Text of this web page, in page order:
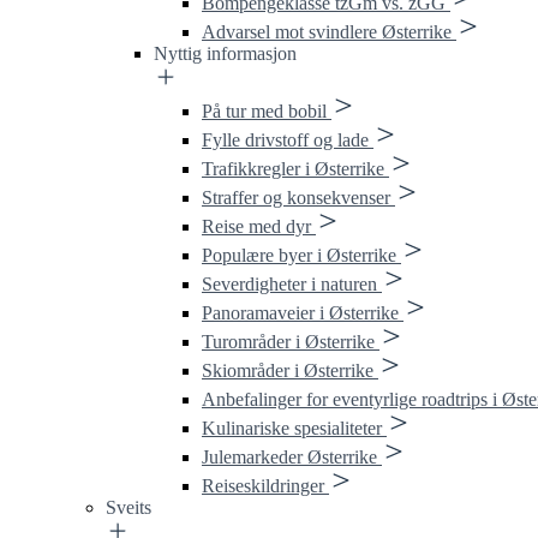
Advarsel mot svindlere Østerrike
Nyttig informasjon
På tur med bobil
Fylle drivstoff og lade
Trafikkregler i Østerrike
Straffer og konsekvenser
Reise med dyr
Populære byer i Østerrike
Severdigheter i naturen
Panoramaveier i Østerrike
Turområder i Østerrike
Skiområder i Østerrike
Anbefalinger for eventyrlige roadtrips i
Kulinariske spesialiteter
Julemarkeder Østerrike
Reiseskildringer
Sveits